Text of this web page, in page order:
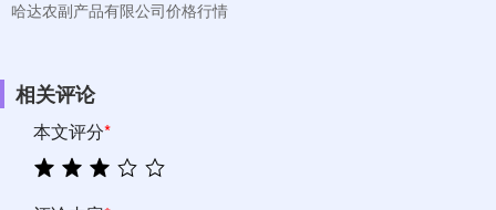
哈达农副产品有限公司价格行情
相关评论
本文评分*